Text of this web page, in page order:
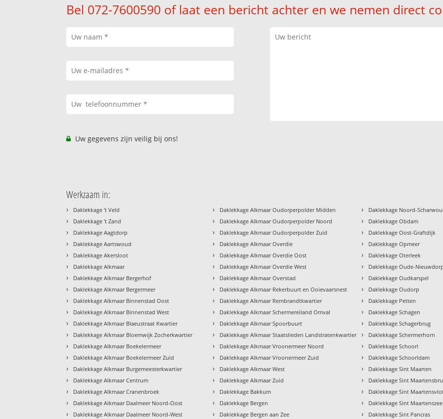
Bel 072-7600590 of laat een bericht achter en we nemen direct
Uw gegevens zijn veilig bij ons!
Werkzaam in:
› Daklekkage 't Veld
› Daklekkage 't Zand
› Daklekkage Aagtdorp
› Daklekkage Aartswoud
› Daklekkage Akersloot
› Daklekkage Alkmaar
› Daklekkage Alkmaar Bergerhof
› Daklekkage Alkmaar Bergermeer
› Daklekkage Alkmaar Binnenstad Oost
› Daklekkage Alkmaar Binnenstad West
› Daklekkage Alkmaar Blaeustraat Kwartier
› Daklekkage Alkmaar Bloemwijk Zocherkwartier
› Daklekkage Alkmaar Boekelermeer
› Daklekkage Alkmaar Boekelermeer Zuid
› Daklekkage Alkmaar Burgemeesterkwartier
› Daklekkage Alkmaar Centrum
› Daklekkage Alkmaar Cranenbroek
› Daklekkage Alkmaar Daalmeer Noord-Oost
› Daklekkage Alkmaar Daalmeer Noord-West
› Daklekkage Alkmaar Oudorperpolder Midden
› Daklekkage Alkmaar Oudorperpolder Noord
› Daklekkage Alkmaar Oudorperpolder Zuid
› Daklekkage Alkmaar Overdie
› Daklekkage Alkmaar Overdie Oost
› Daklekkage Alkmaar Overdie West
› Daklekkage Alkmaar Overstad
› Daklekkage Alkmaar Rekerbuurt en Ooievaarsnest
› Daklekkage Alkmaar Rembrandtkwartier
› Daklekkage Alkmaar Schermereiland Omval
› Daklekkage Alkmaar Spoorbuurt
› Daklekkage Alkmaar Staatslieden Landstratenkwartier
› Daklekkage Alkmaar Vroonermeer Noord
› Daklekkage Alkmaar Vroonermeer Zuid
› Daklekkage Alkmaar West
› Daklekkage Alkmaar Zuid
› Daklekkage Bakkum
› Daklekkage Bergen
› Daklekkage Bergen aan Zee
› Daklekkage Noord-
› Daklekkage Obdam
› Daklekkage Oost-Graftdijk
› Daklekkage Opmeer
› Daklekkage Oterleek
› Daklekkage Oude-Nieuwdorp
› Daklekkage Oudkarspel
› Daklekkage Oudorp
› Daklekkage Petten
› Daklekkage Schagen
› Daklekkage Schagerbrug
› Daklekkage Schermerhorn
› Daklekkage Schoorl
› Daklekkage Schoorldam
› Daklekkage Sint Maarten
› Daklekkage Sint
› Daklekkage Sint
› Daklekkage Sint Maartenszee
› Daklekkage Sint Pancras